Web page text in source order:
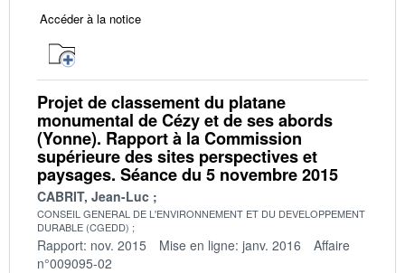
Accéder à la notice
Projet de classement du platane
monumental de Cézy et de ses abords
(Yonne). Rapport à la Commission
supérieure des sites perspectives et
paysages. Séance du 5 novembre 2015
CABRIT, Jean-Luc
CONSEIL GENERAL DE L'ENVIRONNEMENT ET DU DEVELOPPEMENT
DURABLE (CGEDD)
Rapport: nov. 2015 Mise en ligne: janv. 2016
Affaire
n°009095-02